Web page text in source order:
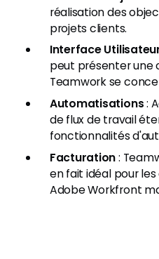
réalisation des
projets clients.
Interface
peut présenter une
Teamwork se
Automatisations:
de flux de travail
fonctionnalités
Facturation:
en fait idéal pour
Adobe Workfront